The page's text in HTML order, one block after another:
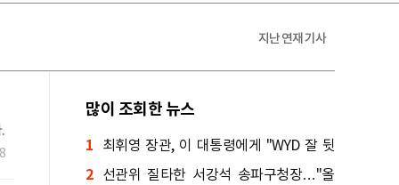
지난 연재 기사
많이 조회한 뉴스
1
최휘영 장관, 이 대통령에게 "WYD 잘 뒷
받침하겠다"
2
선관위 질타한 서강석 송파구청장…"올